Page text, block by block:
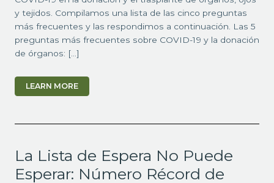
y tejidos. Compilamos una lista de las cinco preguntas
más frecuentes y las respondimos a continuación. Las 5
preguntas más frecuentes sobre COVID-19 y la donación
de órganos: […]
LEARN MORE
La Lista de Espera No Puede
Esperar: Número Récord de